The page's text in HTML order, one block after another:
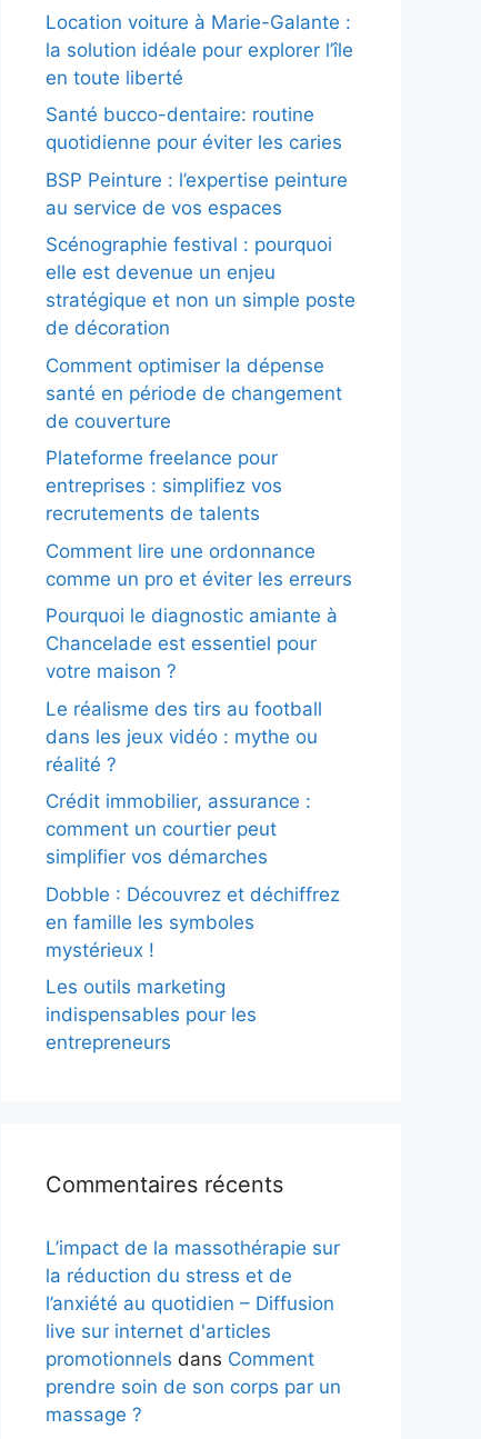
Location voiture à Marie-Galante :
la solution idéale pour explorer l’île
en toute liberté
Santé bucco-dentaire: routine
quotidienne pour éviter les caries
BSP Peinture : l’expertise peinture
au service de vos espaces
Scénographie festival : pourquoi
elle est devenue un enjeu
stratégique et non un simple poste
de décoration
Comment optimiser la dépense
santé en période de changement
de couverture
Plateforme freelance pour
entreprises : simplifiez vos
recrutements de talents
Comment lire une ordonnance
comme un pro et éviter les erreurs
Pourquoi le diagnostic amiante à
Chancelade est essentiel pour
votre maison ?
Le réalisme des tirs au football
dans les jeux vidéo : mythe ou
réalité ?
Crédit immobilier, assurance :
comment un courtier peut
simplifier vos démarches
Dobble : Découvrez et déchiffrez
en famille les symboles
mystérieux !
Les outils marketing
indispensables pour les
entrepreneurs
Commentaires récents
L’impact de la massothérapie sur
la réduction du stress et de
l’anxiété au quotidien – Diffusion
live sur internet d'articles
promotionnels dans Comment
prendre soin de son corps par un
massage ?